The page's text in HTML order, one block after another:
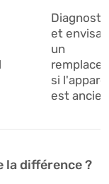
et
un
si
est ancien
la différence ?